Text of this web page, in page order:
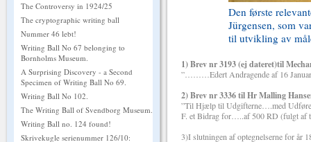
The Controversy in 1924/25
The cryptographic writing ball
Nummer 46 lebt!
Writing Ball No 67 belonging to
Bornholms Museum.
A Surprising Discovery - a Second
Specimen of Writing Ball No 69.
Writing Ball No 102.
The Writing Ball of Svendborg Museum.
Writing Ball no. 124 found!
Skrivekugle serienummer 126/10:
Den første
Jürgensen, som
til utvikling av
1) Brev nr 3193 (ej dateret)til
”………Edert Andragende af 16
2) Brev nr 3336 til Hr Malling
”Til Hjælp til Udgifterne….med
F. et Bidrag for…..af 500 RD (fulgt af
3)I slutningen af optegnelserne for år